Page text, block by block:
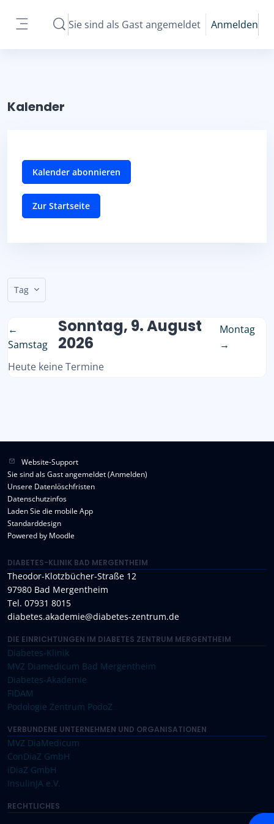
Website-Übersicht
Sucheingabe umschalten
Sie sind als Gast angemeldet Anmelden
Kalender
Kalender abonnieren
Zur Startseite
Tag
←
Samstag
Sonntag, 9. August
2026
Montag
→
Heute keine Termine
Website-Support
Sie sind als Gast angemeldet (Anmelden)
Unsere Datenlöschfristen
Datenschutzinfos
Laden Sie die mobile App
Standarddesign
Powered by Moodle
DIABETES-KLINIK BAD MERGENTHEIM
Theodor-Klotzbücher-Straße 12
97980 Bad Mergentheim
Tel. 07931 8015
diabetes.akademie@diabetes-zentrum.de
DIE EINRICHTUNGEN IM DIABETES ZENTRUM MERGENTHEIM
Diabetes-Klinik
MVZ Diamedicum Bad Mergentheim
Diabetes-Akademie
FIDAM
Podologie Zentrum PodoZ
VERBUNDENE UNTERNEHMEN UND ORGANISATIONEN
MVZ DiaMedicum
ConDiaZ GmbH
iDiaZ GmbH
InsulinJA e.V.
RECHTLICHES